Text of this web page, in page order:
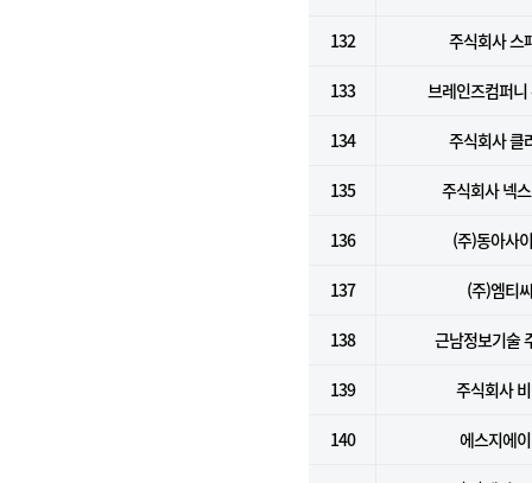
132 주식회사 스
133 브레인즈컴퍼니
134 주식회사 클
135 주식회사 넥
136 (주)동아사
137 (주)엠티
138 근남정보기술
139 주식회사
140 에스지에